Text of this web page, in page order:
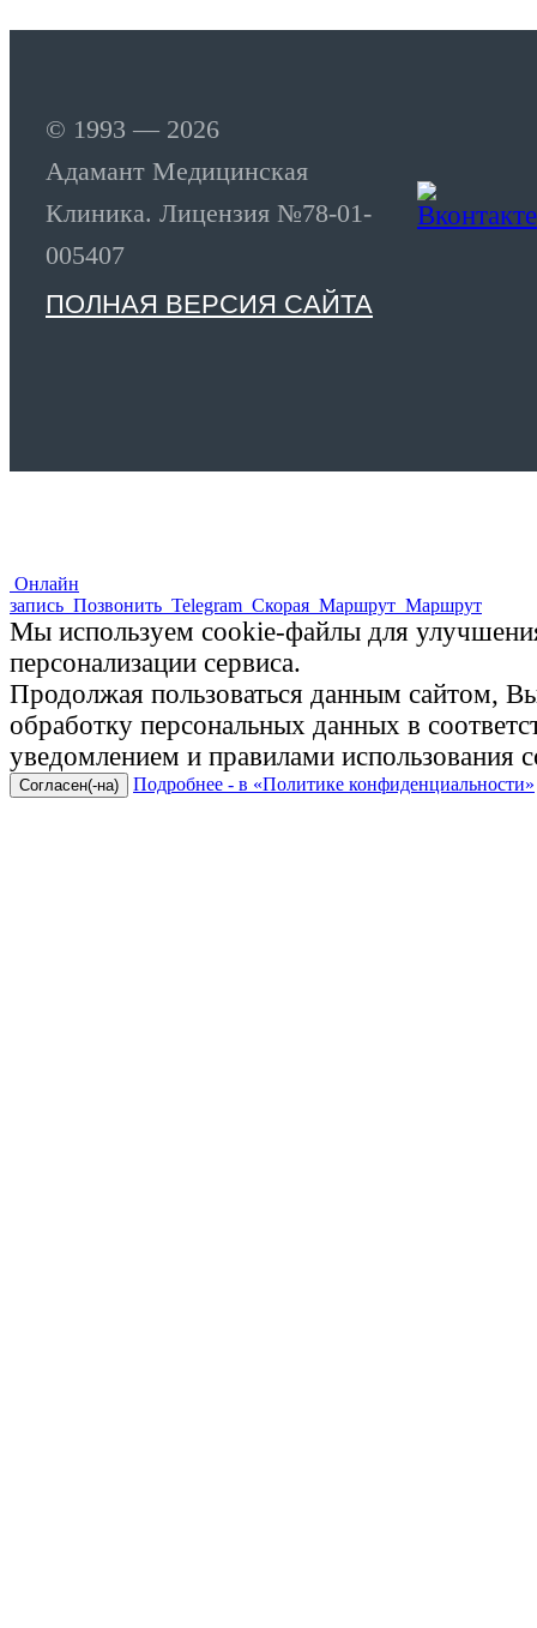
© 1993 — 2026
Адамант Медицинская
Клиника. Лицензия №78-01-
005407
ПОЛНАЯ ВЕРСИЯ САЙТА
Онлайн
запись Позвонить Telegram Скорая Маршрут Маршрут
Мы используем cookie-файлы для
персонализации сервиса.
Продолжая пользоваться данным сайтом, Вы
обработку персональных данных в
уведомлением и правилами использования
Согласен(-на) Подробнее - в «Политике конфиденциальности»